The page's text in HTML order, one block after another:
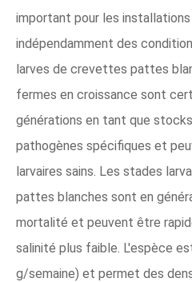
important pour les
indépendamment des
larves de crevettes pattes
fermes en croissance sont
générations en tant que
pathogènes spécifiques et
larvaires sains. Les stades
pattes blanches sont en
mortalité et peuvent être
salinité plus faible. L'espèce
g/semaine) et permet des